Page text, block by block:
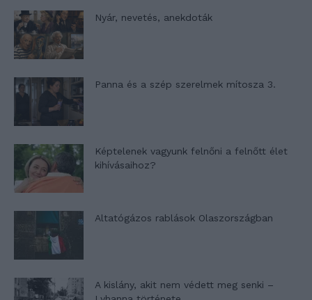
Nyár, nevetés, anekdoták
Panna és a szép szerelmek mítosza 3.
Képtelenek vagyunk felnőni a felnőtt élet
kihívásaihoz?
Altatógázos rablások Olaszországban
A kislány, akit nem védett meg senki –